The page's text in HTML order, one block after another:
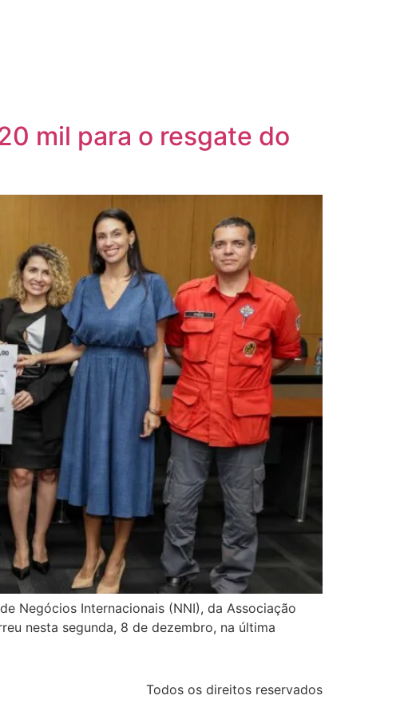
mil para o resgate do
Negócios Internacionais (NNI), da Associação
nesta segunda, 8 de dezembro, na última
Todos os direitos reservados